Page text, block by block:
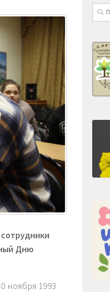
Дню
ноября 1993
Найти: